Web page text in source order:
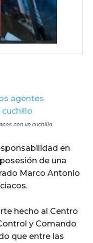
con un cuchillo
en
de una
Marco Antonio
hecho al Centro
y Comando
que entre las